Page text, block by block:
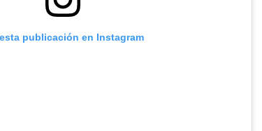
publicación en Instagram